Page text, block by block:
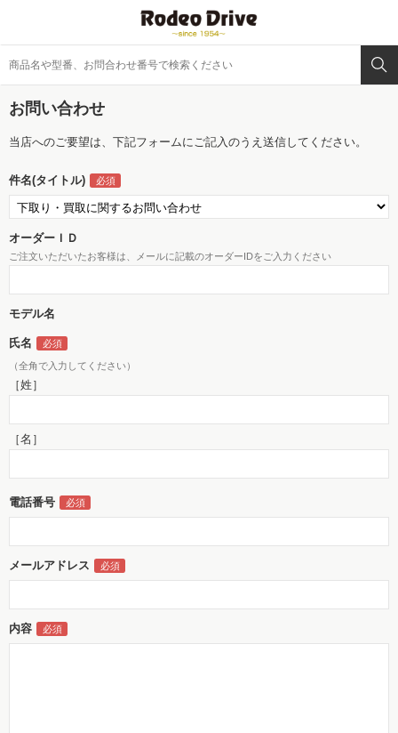
お問い合わせ
当店へのご要望は、下記フォームにご記入のうえ送信してください。
件名(タイトル)
オーダーＩＤ
ご注文いただいたお客様は、メールに記載のオーダーIDをご入力ください
モデル名
氏名
（全角で入力してください）
［姓］
［名］
電話番号
メールアドレス
内容